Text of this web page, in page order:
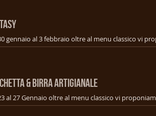
& BIRRA ARTIGIANALE